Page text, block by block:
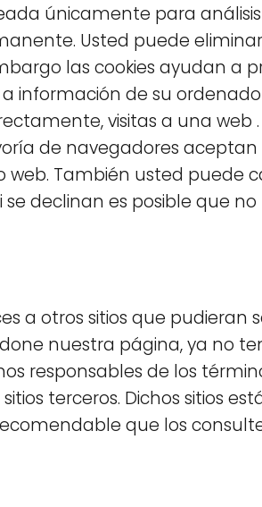
únicamente para
Usted puede
las cookies ayudan a
información de su
visitas a una
de navegadores
web. También usted puede
se declinan es posible que
a otros sitios que pudieran
nuestra página, ya no
responsables de los
terceros. Dichos sitios
que los